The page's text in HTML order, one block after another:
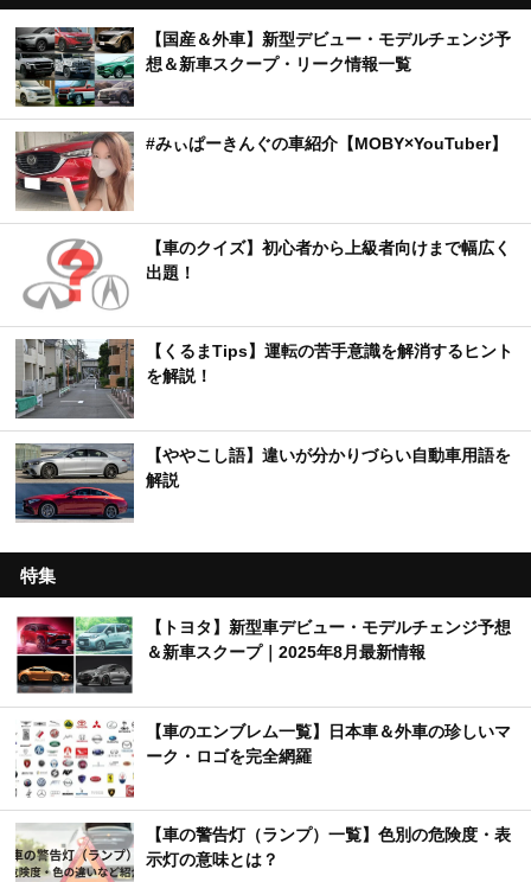
【国産＆外車】新型デビュー・モデルチェンジ予
想＆新車スクープ・リーク情報一覧
#みぃぱーきんぐの車紹介【MOBY×YouTuber】
【車のクイズ】初心者から上級者向けまで幅広く
出題！
【くるまTips】運転の苦手意識を解消するヒント
を解説！
【ややこし語】違いが分かりづらい自動車用語を
解説
特集
【トヨタ】新型車デビュー・モデルチェンジ予想
＆新車スクープ｜2025年8月最新情報
【車のエンブレム一覧】日本車＆外車の珍しいマ
ーク・ロゴを完全網羅
【車の警告灯（ランプ）一覧】色別の危険度・表
示灯の意味とは？